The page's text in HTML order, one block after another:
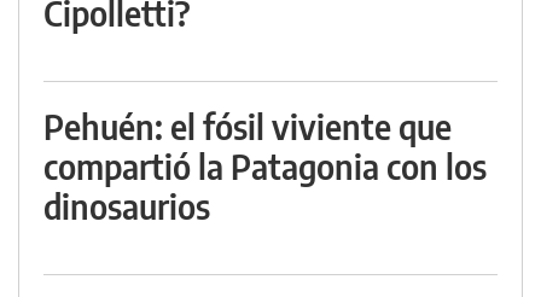
Cipolletti?
Pehuén: el fósil viviente que
compartió la Patagonia con los
dinosaurios